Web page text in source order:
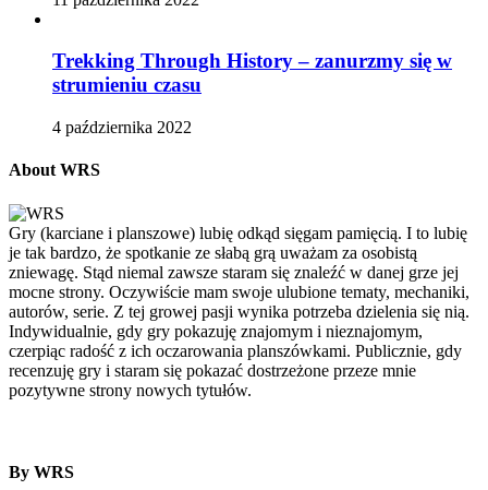
Trekking Through History – zanurzmy się w
strumieniu czasu
4 października 2022
About WRS
Gry (karciane i planszowe) lubię odkąd sięgam pamięcią. I to lubię
je tak bardzo, że spotkanie ze słabą grą uważam za osobistą
zniewagę. Stąd niemal zawsze staram się znaleźć w danej grze jej
mocne strony. Oczywiście mam swoje ulubione tematy, mechaniki,
autorów, serie. Z tej growej pasji wynika potrzeba dzielenia się nią.
Indywidualnie, gdy gry pokazuję znajomym i nieznajomym,
czerpiąc radość z ich oczarowania planszówkami. Publicznie, gdy
recenzuję gry i staram się pokazać dostrzeżone przeze mnie
pozytywne strony nowych tytułów.
By WRS